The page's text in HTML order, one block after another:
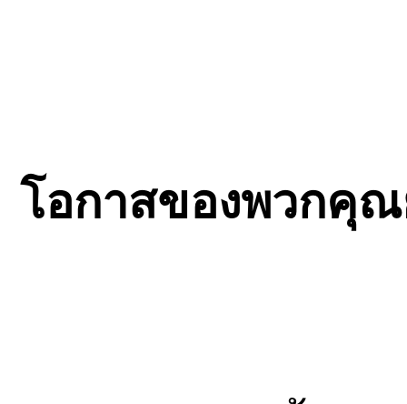
โอกาสของพวกคุณ